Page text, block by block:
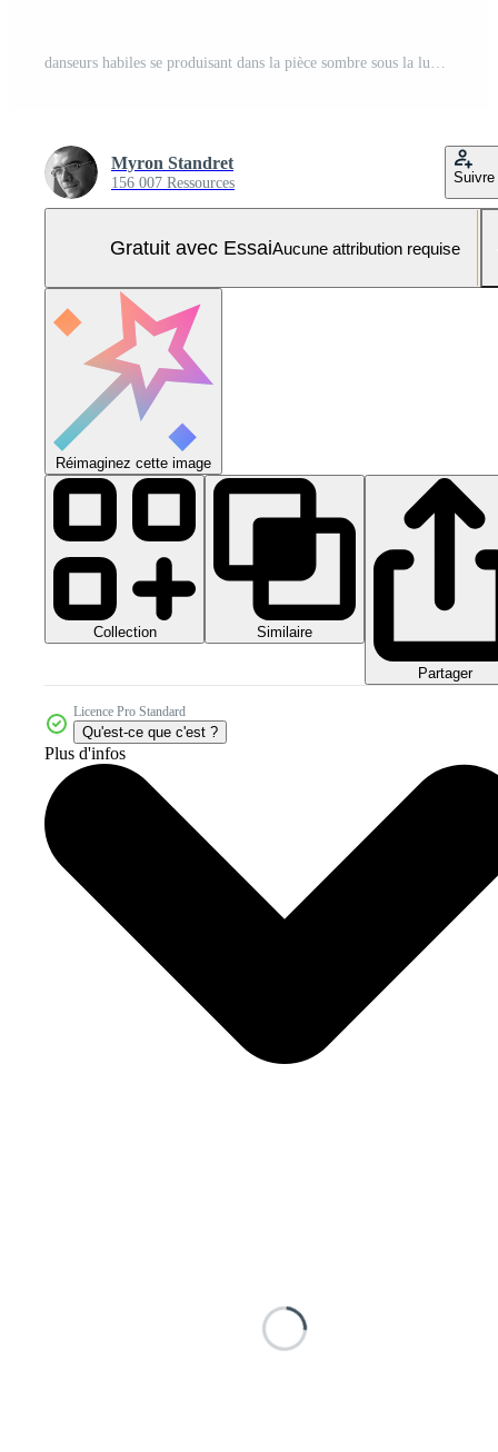
danseurs habiles se produisant dans la pièce sombre sous la lumière et la fumée du concert. couple sensuel exécutant une danse contemporaine artistique et émotionnelle Photo Pro
Myron Standret
156 007 Ressources Suivre
Gratuit avec EssaiAucune attribution requise
Réimaginez cette image
Collection Similaire
Partager
Licence Pro Standard
Qu'est-ce que c'est ?
Plus d'infos